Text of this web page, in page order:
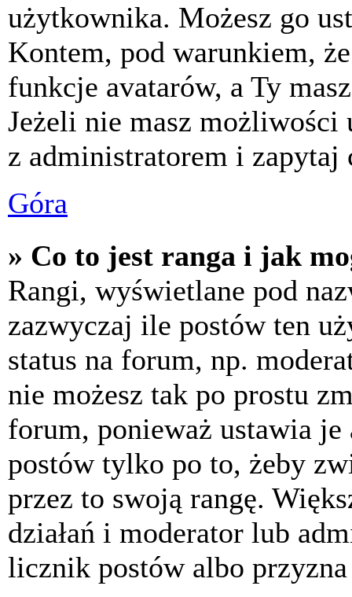
użytkownika. Możesz go
Kontem, pod warunkiem,
funkcje avatarów, a Ty
Jeżeli nie masz możliwości
z administratorem i zapytaj
Góra
» Co to jest ranga i jak
Rangi, wyświetlane pod
zazwyczaj ile postów ten
status na forum, np.
nie możesz tak po prostu
forum, ponieważ ustawia
postów tylko po to, żeby
przez to swoją rangę.
działań i moderator lub
licznik postów albo